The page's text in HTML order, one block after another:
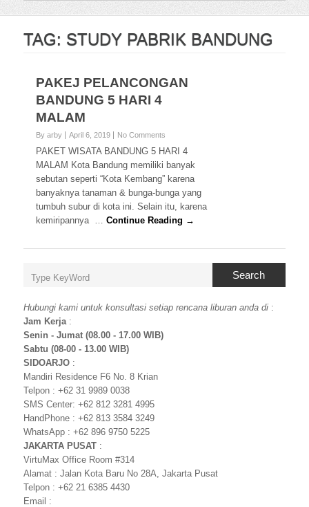
TAG: STUDY PABRIK BANDUNG
PAKEJ PELANCONGAN
BANDUNG 5 HARI 4
MALAM
By arby April 6, 2019 No Comments
PAKET WISATA BANDUNG 5 HARI 4
MALAM Kota Bandung memiliki banyak
sebutan seperti “Kota Kembang” karena
banyaknya tanaman & bunga-bunga yang
tumbuh subur di kota ini. Selain itu, karena
kemiripannya …Continue Reading →
Search
Hubungi kami untuk konsultasi setiap rencana liburan anda di :
Jam Kerja:
Senin - Jumat (08.00 - 17.00 WIB)
Sabtu (08-00 - 13.00 WIB)
SIDOARJO :
Mandiri Residence F6 No. 8 Krian
Telpon : +62 31 9989 0038
SMS Center: +62 812 3281 4995
HandPhone : +62 813 3584 3249
WhatsApp : +62 896 9750 5225
JAKARTA PUSAT :
VirtuMax Office Room #314
Alamat : Jalan Kota Baru No 28A, Jakarta Pusat
Telpon : +62 21 6385 4430
Email :